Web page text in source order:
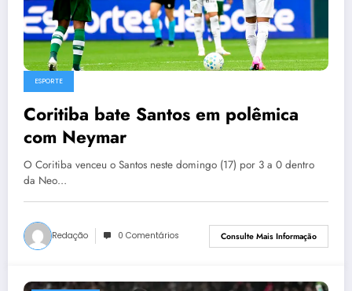
ESPORTE
Coritiba bate Santos em polêmica
com Neymar
O Coritiba venceu o Santos neste domingo (17) por 3 a 0 dentro
da Neo…
Redação 0 Comentários Consulte Mais Informação